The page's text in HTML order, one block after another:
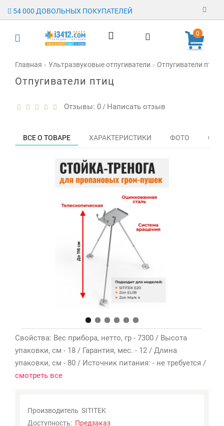
54 000 ДОВОЛЬНЫХ ПОКУПАТЕЛЕЙ
Регистрация
0
Главная Ультразвуковые отпугиватели Отпугиватели птиц
Отпугиватели птиц
Отзывы: 0 / Написать отзыв
ВСЕ О ТОВАРЕ ХАРАКТЕРИСТИКИ ФОТО
Свойства: Вес прибора, нетто, гр - 7300 / Высота
упаковки, см - 18 / Гарантия, мес. - 12 / Длина
упаковки, см - 80 / Источник питания: - не требуется /
смотреть все
Производитель SITITEK
Доступность: Предзаказ